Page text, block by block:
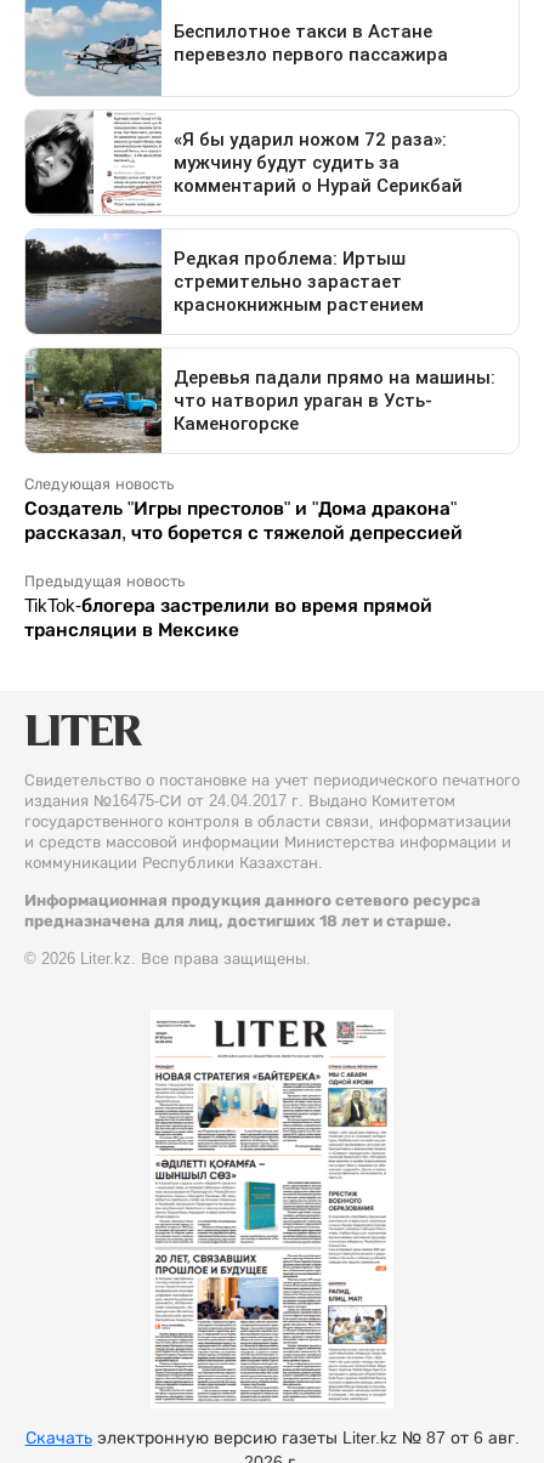
Следующая новость
Создатель "Игры престолов" и "Дома дракона"
рассказал, что борется с тяжелой депрессией
Предыдущая новость
TikTok-блогера застрелили во время прямой
трансляции в Мексике
Свидетельство о постановке на учет периодического печатного
издания №16475-СИ от 24.04.2017 г. Выдано Комитетом
государственного контроля в области связи, информатизации
и средств массовой информации Министерства информации и
коммуникации Республики Казахстан.
Информационная продукция данного сетевого ресурса
предназначена для лиц, достигших 18 лет и старше.
© 2026 Liter.kz. Все права защищены.
Скачатьэлектронную версию газеты Liter.kz № 87 от 6 авг.